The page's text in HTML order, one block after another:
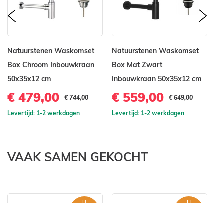
Natuurstenen Waskomset
Box Chroom Inbouwkraan
50x35x12 cm
€ 479,00 € 744,00
Levertijd: 1-2 werkdagen
Natuurstenen Waskomset
Box Mat Zwart
Inbouwkraan 50x35x12 cm
€ 559,00 € 649,00
Levertijd: 1-2 werkdagen
prev
VAAK SAMEN GEKOCHT